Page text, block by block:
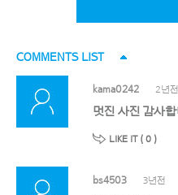
COMMENTS LIST
kama0242 2년전
멋진 사진 감사
LIKE IT ( 0 )
bs4503 3년전